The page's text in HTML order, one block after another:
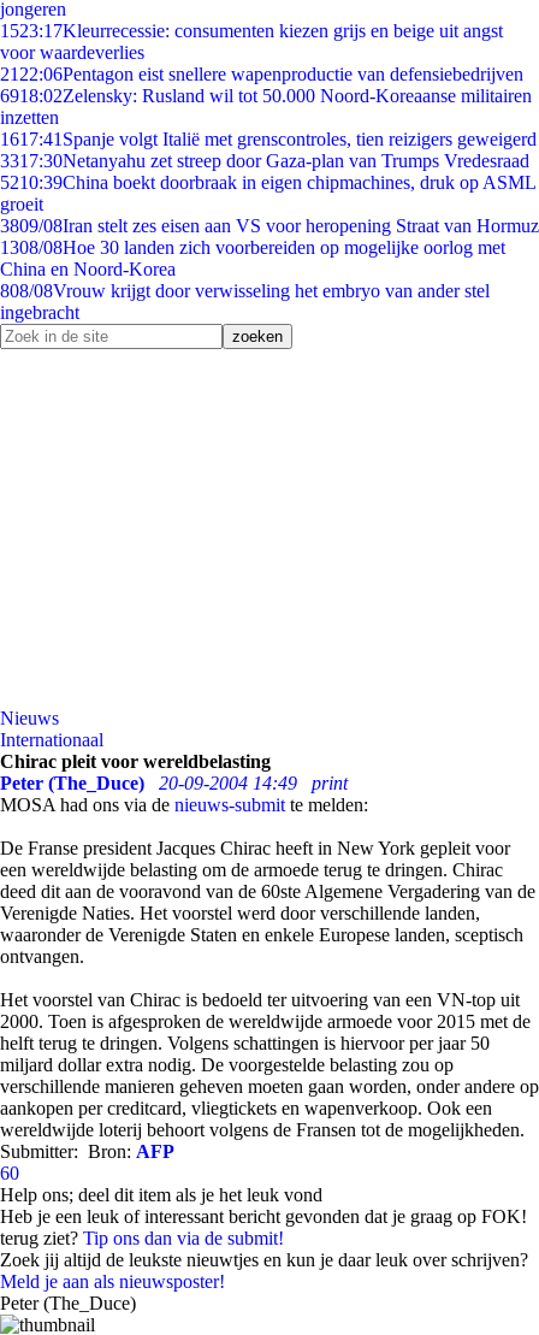
jongeren
1523:17Kleurrecessie: consumenten kiezen grijs en beige uit angst
voor waardeverlies
21 22:06Pentagon eist snellere wapenproductie van defensiebedrijven
6918:02Zelensky: Rusland wil tot 50.000 Noord-Koreaanse militairen
inzetten
1617:41 Spanje volgt Italië met grenscontroles, tien reizigers geweigerd
3317:30Netanyahu zet streep door Gaza-plan van Trumps Vredesraad
5210:39China boekt doorbraak in eigen chipmachines, druk op ASML
groeit
3809/08Iran stelt zes eisen aan VS voor heropening Straat van Hormuz
1308/08Hoe 30 landen zich voorbereiden op mogelijke oorlog met
China en Noord-Korea
808/08Vrouw krijgt door verwisseling het embryo van ander stel
ingebracht
Nieuws
Internationaal
Chirac pleit voor wereldbelasting
Peter (The_Duce)
20-09-2004 14:49
print
MOSA had ons via de nieuws-submit te melden:
De Franse president Jacques Chirac heeft in New York gepleit voor
een wereldwijde belasting om de armoede terug te dringen. Chirac
deed dit aan de vooravond van de 60ste Algemene Vergadering van de
Verenigde Naties. Het voorstel werd door verschillende landen,
waaronder de Verenigde Staten en enkele Europese landen, sceptisch
ontvangen.
Het voorstel van Chirac is bedoeld ter uitvoering van een VN-top uit
2000. Toen is afgesproken de wereldwijde armoede voor 2015 met de
helft terug te dringen. Volgens schattingen is hiervoor per jaar 50
miljard dollar extra nodig. De voorgestelde belasting zou op
verschillende manieren geheven moeten gaan worden, onder andere op
aankopen per creditcard, vliegtickets en wapenverkoop. Ook een
wereldwijde loterij behoort volgens de Fransen tot de mogelijkheden.
Submitter: Bron: AFP
60
Help ons; deel dit item als je het leuk vond
Heb je een leuk of interessant bericht gevonden dat je graag op FOK!
terug ziet? Tip ons dan via de submit!
Zoek jij altijd de leukste nieuwtjes en kun je daar leuk over schrijven?
Meld je aan als nieuwsposter!
Peter (The_Duce)